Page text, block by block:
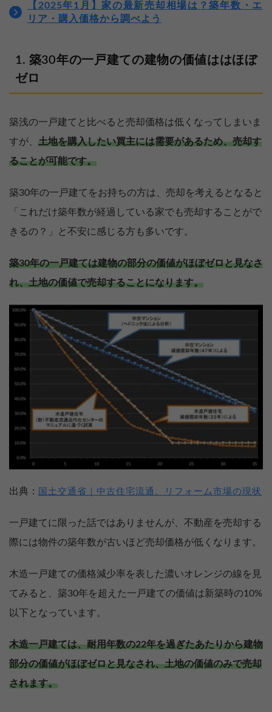
【2025年1月】家の最新売却相場は？築年数・エ
リア・購入価格から調べよう
築30年の一戸建ての建物の価値ははほぼ
ゼロ
築浅の一戸建てと比べると売却価格は低くなってしまいま
すが、 土地を購入したい買主には需要があるため、売却す
ることが可能です。
築30年の一戸建てをお持ちの方は、売却を考えるとなると
「これだけ築年数が経過している家でも売却することがで
きるの？」と不安に感じる方も多いです。
築30年の一戸建ては建物の部分の価値がほぼゼロと見なさ
れ、土地の価値で売却することになります。
出典： 国土交通省｜中古住宅流通、リフォーム市場の現状
一戸建てに限った話ではありませんが、不動産を売却する
際には物件の築年数が古いほど売却価格が低くなります。
木造一戸建ての価格減少率を表した濃いオレンジの線を見
てみると、築30年を超えた一戸建ての価値は新築時の10%
以下となっています。
木造一戸建ては、耐用年数の22年を過ぎたあたりから建物
部分の価値がほぼゼロと見なされ、土地の価値のみで売却
されます。